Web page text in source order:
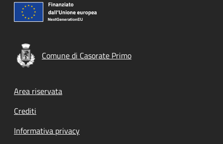
Comune di Casorate Primo
Footer menu
Area riservata
Crediti
Informativa privacy